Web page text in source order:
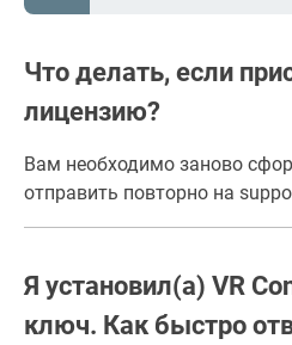
Что делать, если
лицензию?
Вам необходимо заново
отправить повторно на
Я установил(а) VR
ключ. Как быстро